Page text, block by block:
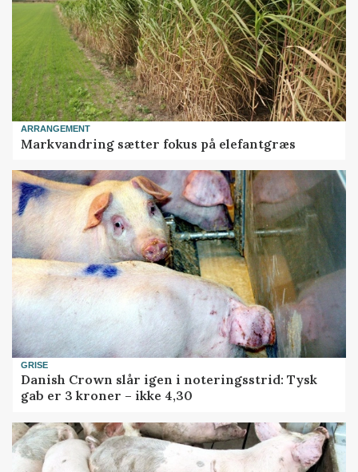
ARRANGEMENT
Markvandring sætter fokus på elefantgræs
GRISE
Danish Crown slår igen i noteringsstrid: Tysk
gab er 3 kroner – ikke 4,30